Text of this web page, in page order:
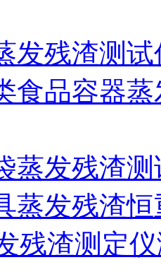
发残渣测
食品容器
蒸发残渣
蒸发残渣
残渣测定